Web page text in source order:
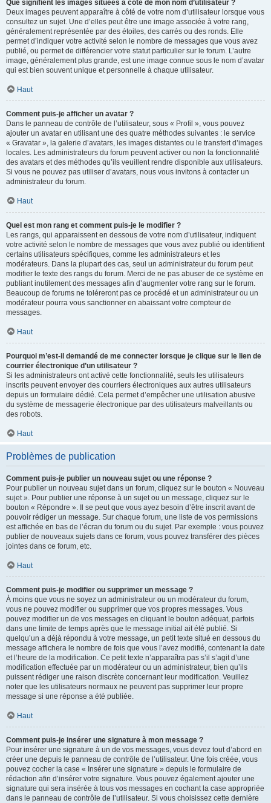
Que signifient les images situées à côté de mon nom d’utilisateur ?
Deux images peuvent apparaître à côté de votre nom d’utilisateur lorsque vous
consultez un sujet. Une d’elles peut être une image associée à votre rang,
généralement représentée par des étoiles, des carrés ou des ronds. Elle
permet d’indiquer votre activité selon le nombre de messages que vous avez
publié, ou permet de différencier votre statut particulier sur le forum. L’autre
image, généralement plus grande, est une image connue sous le nom d’avatar
qui est bien souvent unique et personnelle à chaque utilisateur.
Haut
Comment puis-je afficher un avatar ?
Dans le panneau de contrôle de l’utilisateur, sous « Profil », vous pouvez
ajouter un avatar en utilisant une des quatre méthodes suivantes : le service
« Gravatar », la galerie d’avatars, les images distantes ou le transfert d’images
locales. Les administrateurs du forum peuvent activer ou non la fonctionnalité
des avatars et des méthodes qu’ils veuillent rendre disponible aux utilisateurs.
Si vous ne pouvez pas utiliser d’avatars, nous vous invitons à contacter un
administrateur du forum.
Haut
Quel est mon rang et comment puis-je le modifier ?
Les rangs, qui apparaissent en dessous de votre nom d’utilisateur, indiquent
votre activité selon le nombre de messages que vous avez publié ou identifient
certains utilisateurs spécifiques, comme les administrateurs et les
modérateurs. Dans la plupart des cas, seul un administrateur du forum peut
modifier le texte des rangs du forum. Merci de ne pas abuser de ce système en
publiant inutilement des messages afin d’augmenter votre rang sur le forum.
Beaucoup de forums ne toléreront pas ce procédé et un administrateur ou un
modérateur pourra vous sanctionner en abaissant votre compteur de
messages.
Haut
Pourquoi m’est-il demandé de me connecter lorsque je clique sur le lien de
courrier électronique d’un utilisateur ?
Si les administrateurs ont activé cette fonctionnalité, seuls les utilisateurs
inscrits peuvent envoyer des courriers électroniques aux autres utilisateurs
depuis un formulaire dédié. Cela permet d’empêcher une utilisation abusive
du système de messagerie électronique par des utilisateurs malveillants ou
des robots.
Haut
Problèmes de publication
Comment puis-je publier un nouveau sujet ou une réponse ?
Pour publier un nouveau sujet dans un forum, cliquez sur le bouton « Nouveau
sujet ». Pour publier une réponse à un sujet ou un message, cliquez sur le
bouton « Répondre ». Il se peut que vous ayez besoin d’être inscrit avant de
pouvoir rédiger un message. Sur chaque forum, une liste de vos permissions
est affichée en bas de l’écran du forum ou du sujet. Par exemple : vous pouvez
publier de nouveaux sujets dans ce forum, vous pouvez transférer des pièces
jointes dans ce forum, etc.
Haut
Comment puis-je modifier ou supprimer un message ?
À moins que vous ne soyez un administrateur ou un modérateur du forum,
vous ne pouvez modifier ou supprimer que vos propres messages. Vous
pouvez modifier un de vos messages en cliquant le bouton adéquat, parfois
dans une limite de temps après que le message initial ait été publié. Si
quelqu’un a déjà répondu à votre message, un petit texte situé en dessous du
message affichera le nombre de fois que vous l’avez modifié, contenant la date
et l’heure de la modification. Ce petit texte n’apparaîtra pas s’il s’agit d’une
modification effectuée par un modérateur ou un administrateur, bien qu’ils
puissent rédiger une raison discrète concernant leur modification. Veuillez
noter que les utilisateurs normaux ne peuvent pas supprimer leur propre
message si une réponse a été publiée.
Haut
Comment puis-je insérer une signature à mon message ?
Pour insérer une signature à un de vos messages, vous devez tout d’abord en
créer une depuis le panneau de contrôle de l’utilisateur. Une fois créée, vous
pouvez cocher la case « Insérer une signature » depuis le formulaire de
rédaction afin d’insérer votre signature. Vous pouvez également ajouter une
signature qui sera insérée à tous vos messages en cochant la case appropriée
dans le panneau de contrôle de l’utilisateur. Si vous choisissez cette dernière